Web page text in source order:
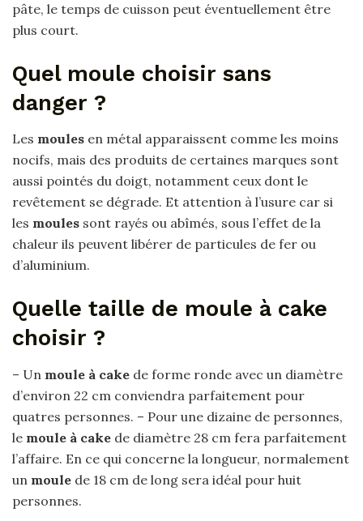
pâte, le temps de cuisson peut éventuellement être
plus court.
Quel moule choisir sans
danger ?
Les moules en métal apparaissent comme les moins
nocifs, mais des produits de certaines marques sont
aussi pointés du doigt, notamment ceux dont le
revêtement se dégrade. Et attention à l’usure car si
les moules sont rayés ou abîmés, sous l’effet de la
chaleur ils peuvent libérer de particules de fer ou
d’aluminium.
Quelle taille de moule à cake
choisir ?
– Un moule à cake de forme ronde avec un diamètre
d’environ 22 cm conviendra parfaitement pour
quatres personnes. – Pour une dizaine de personnes,
le moule à cake de diamètre 28 cm fera parfaitement
l’affaire. En ce qui concerne la longueur, normalement
un moule de 18 cm de long sera idéal pour huit
personnes.